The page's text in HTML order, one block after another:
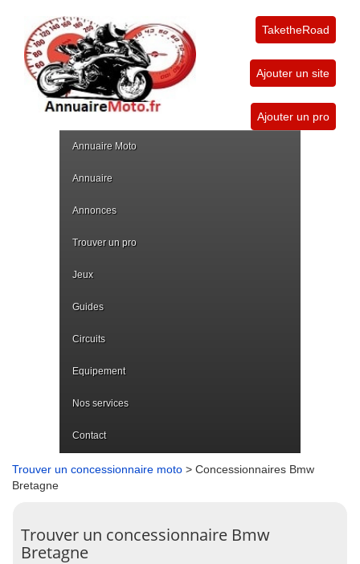
TaketheRoad
Ajouter un site
Ajouter un pro
Annuaire Moto
Annuaire
Annonces
Trouver un pro
Jeux
Guides
Circuits
Equipement
Nos services
Contact
Trouver un concessionnaire moto > Concessionnaires Bmw
Bretagne
Trouver un concessionnaire Bmw
Bretagne